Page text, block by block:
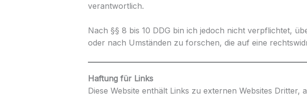
verantwortlich.
Nach §§ 8 bis 10 DDG bin ich jedoch nicht verpflichtet,
oder nach Umständen zu forschen, die auf eine
Haftung für Links
Diese Website enthält Links zu externen Websites Dritter,